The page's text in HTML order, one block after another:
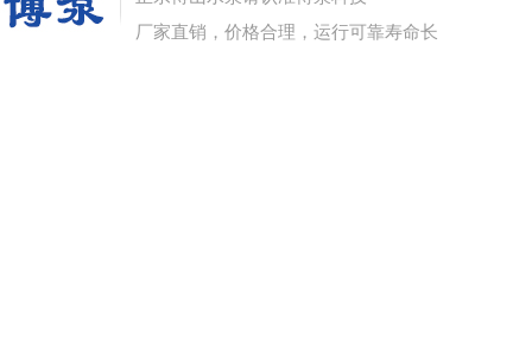
厂家直销，价格合理，运行可靠寿命长